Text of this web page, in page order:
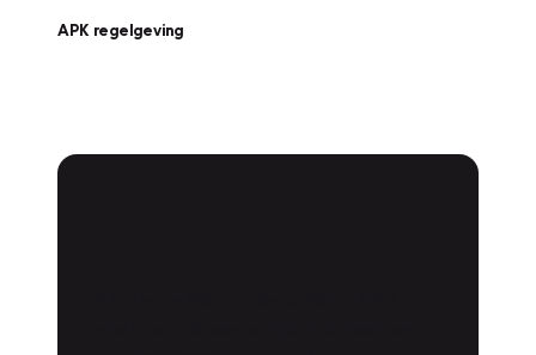
APK regelgeving